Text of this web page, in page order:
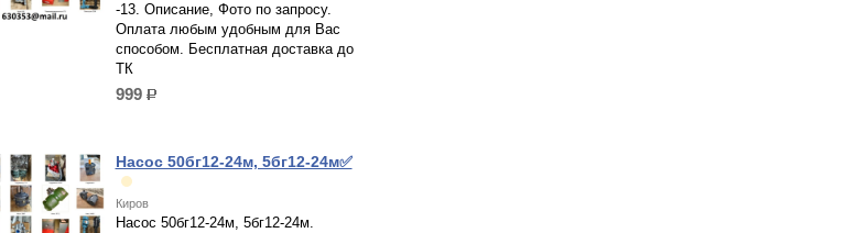
-13. Описание, Фото по запросу.
Оплата любым удобным для Вас
способом. Бесплатная доставка до
ТК
999 р.
Насос 50бг12-24м, 5бг12-24м✅
Киров
Насос 50бг12-24м, 5бг12-24м.